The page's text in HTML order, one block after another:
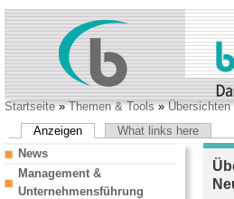
Startseite»Themen & Tools»Übersichten
Anzeigen
What links here
News
Management &
Unternehmensführung